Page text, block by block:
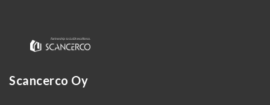
Scancerco Oy